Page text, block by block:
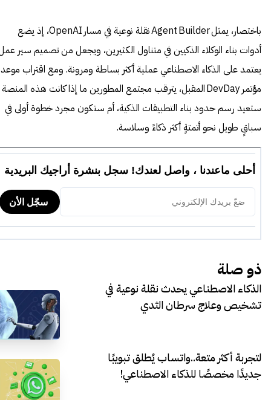
باختصار، يمثل Agent Builder نقلة نوعية في مسار OpenAI، إذ يضع
أدوات بناء الوكلاء الذكيين في متناول الكثيرين، ويجعل من تصميم سير
يعتمد على الذكاء الاصطناعي عملية أكثر بساطة ومرونة. ومع اقتراب موعد
مؤتمر DevDay المقبل، يترقب مجتمع المطورين ما إذا كانت هذه المنصة
ستعيد رسم حدود بناء التطبيقات الذكية، أم ستكون مجرد خطوة أولى في
سباقٍ طويل نحو أتمتةٍ أكثر ذكاءً وسلاسة.
ذو صلة
الذكاء الاصطناعي يحدث نقلة نوعية في
تشخيص وعلاج سرطان الثدي
لتجربة أكثر متعة..واتساب يُطلق تبويبًا
جديدًا مخصصًا للذكاء الاصطناعي!